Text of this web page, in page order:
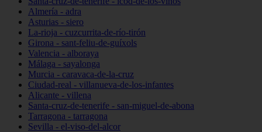
Almería - adra
Asturias - siero
La-rioja - cuzcurrita-de-río-tirón
Girona - sant-feliu-de-guíxols
Valencia - alboraya
Málaga - sayalonga
Murcia - caravaca-de-la-cruz
Ciudad-real - villanueva-de-los-infantes
Alicante - villena
Santa-cruz-de-tenerife - san-miguel-de-abona
Tarragona - tarragona
Sevilla - el-viso-del-alcor